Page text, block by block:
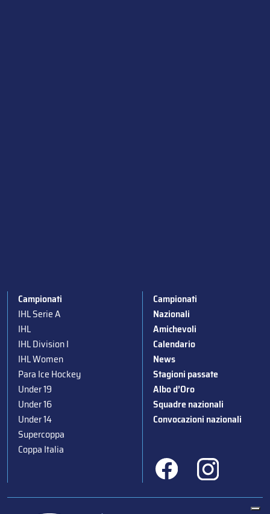
Campionati
IHL Serie A
IHL
IHL Division I
IHL Women
Para Ice Hockey
Under 19
Under 16
Under 14
Supercoppa
Coppa Italia
Campionati
Nazionali
Amichevoli
Calendario
News
Stagioni passate
Albo d’Oro
Squadre nazionali
Convocazioni nazionali